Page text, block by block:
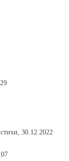
30.12.2022